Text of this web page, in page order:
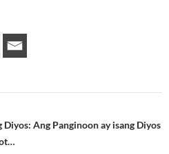
Ang Panginoon ay isang Diyos